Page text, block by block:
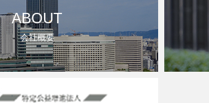
ABOUT
会社概要